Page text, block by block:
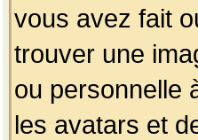
vous avez fait
trouver une
ou personnelle
les avatars et